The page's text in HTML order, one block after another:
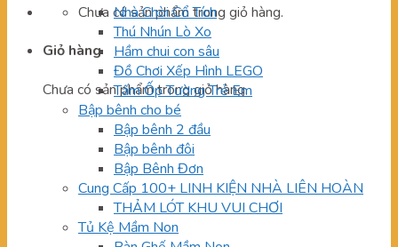
Chưa có sản phẩm trong giỏ hàng.
Giỏ hàng
Chưa có sản phẩm trong giỏ hàng.
Nhà Chòi Cổ Tích
Thú Nhún Lò Xo
Hầm chui con sâu
Đồ Chơi Xếp Hình LEGO
Tấm Ốp Tường Trẻ Em
Bập bênh cho bé
Bập bênh 2 đầu
Bập bênh đôi
Bập Bênh Đơn
Cung Cấp 100+ LINH KIỆN NHÀ LIÊN HOÀN
THẢM LÓT KHU VUI CHƠI
Tủ Kệ Mầm Non